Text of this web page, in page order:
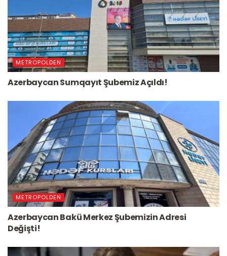
METROPOLDEN
Azerbaycan Sumqayıt Şubemiz Açıldı!
METROPOLDEN
Azerbaycan Bakü Merkez Şubemizin Adresi
Değişti!